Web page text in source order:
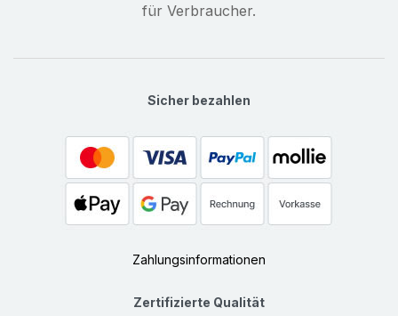
für Verbraucher.
Sicher bezahlen
Zahlungsinformationen
Zertifizierte Qualität